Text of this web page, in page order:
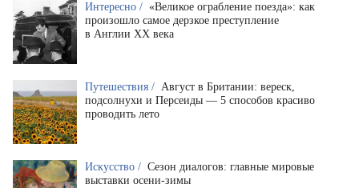
Интересно / «Великое ограбление поезда»: как
произошло самое дерзкое преступление
в Англии XX века
Путешествия / Август в Британии: вереск,
подсолнухи и Персеиды — 5 способов красиво
проводить лето
Искусство / Сезон диалогов: главные мировые
выставки осени-зимы